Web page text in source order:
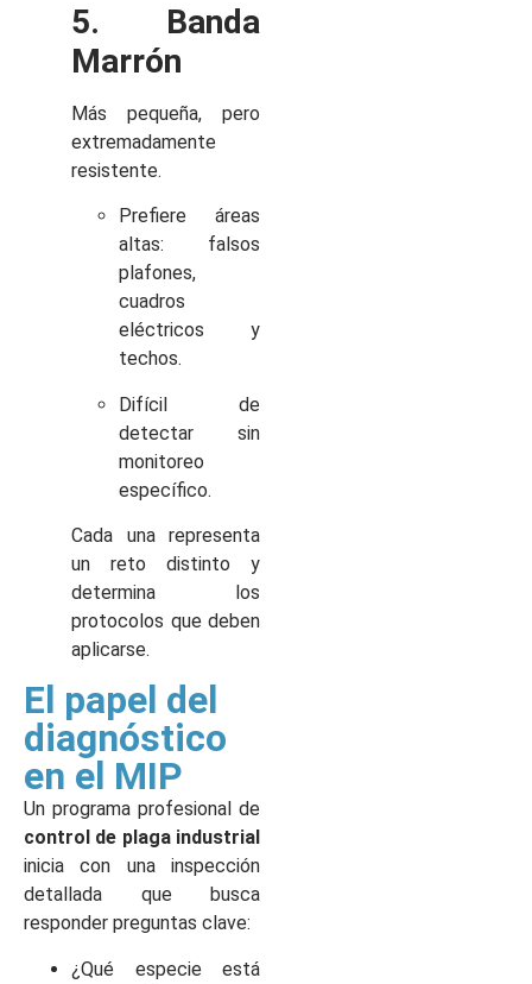
5. Banda
Marrón
Más pequeña, pero
extremadamente
resistente.
Prefiere áreas
altas: falsos
plafones,
cuadros
eléctricos y
techos.
Difícil de
detectar sin
monitoreo
específico.
Cada una representa
un reto distinto y
determina los
protocolos que deben
aplicarse.
El papel del
diagnóstico
en el MIP
Un programa profesional de
control de plaga industrial
inicia con una inspección
detallada que busca
responder preguntas clave:
¿Qué especie está